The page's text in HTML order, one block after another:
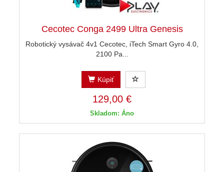
Cecotec Conga 2499 Ultra Genesis
Robotický vysávač 4v1 Cecotec, iTech Smart Gyro 4.0,
2100 Pa...
Kúpiť
129,00 €
Skladom: Áno